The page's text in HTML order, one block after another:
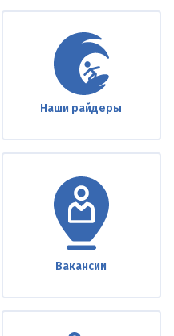
Наши райдеры
Вакансии